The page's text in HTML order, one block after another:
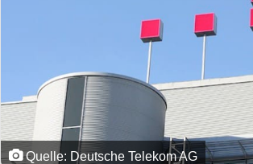
Quelle: Deutsche Telekom AG